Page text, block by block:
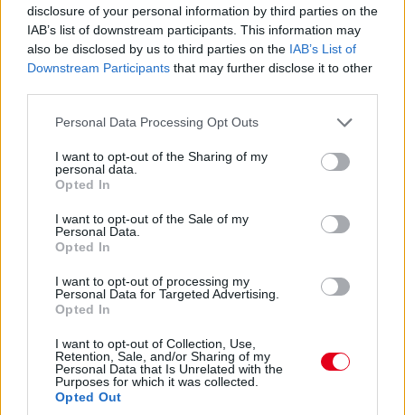
disclosure of your personal information by third parties on the
IAB’s list of downstream participants. This information may
also be disclosed by us to third parties on the IAB’s List of
Downstream Participants that may further disclose it to other
Please note that this website/app uses one or more Google
not limited to your visit or usage behaviour. You may click to
grant or deny consent to Google and its third-party tags to
use your data for below specified purposes in below Google
consent section.
Personal Data Processing Opt Outs
I want to opt-out of the Sharing of my
personal data.
Opted In
I want to opt-out of the Sale of my
Personal Data.
Opted In
I want to opt-out of processing my
Personal Data for Targeted Advertising.
Opted In
I want to opt-out of Collection, Use,
Retention, Sale, and/or Sharing of my
Personal Data that Is Unrelated with the
Purposes for which it was collected.
Opted Out
Az amerikai körét törölték pályaelhagyás miatt, bár nem is
szerzett vele előnyt, sokkal inkább hibázott, sőt a padlólemezt
is odaverte.
23:11
legjobb szektoridő, ennek ellenére Albon csak a 16., Sargeant
csak a 19. helyen. Össze kell rakni egy rendes kört, különben
idő előtt véget ér a csoda...
Lágyakon a Ferrarik is, Leclerc a 3., Sainz a 7. helyen!
Közben Bottas a második helyre jön be, de Ricciardo két
lilával visszatolja, Albon viszont 1:19,382-t fut, majd másfél
másodperccel gyengébbet, mint a harmadik edzésen.